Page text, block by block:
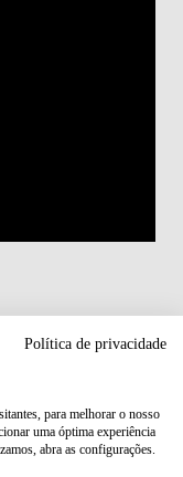
Política de privacidade
para melhorar o nosso
uma óptima experiência
abra as configurações.